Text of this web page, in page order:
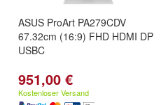
ASUS ProArt PA279CDV
67.32cm (16:9) FHD HDMI DP
USBC
951,00 €
Kostenloser Versand